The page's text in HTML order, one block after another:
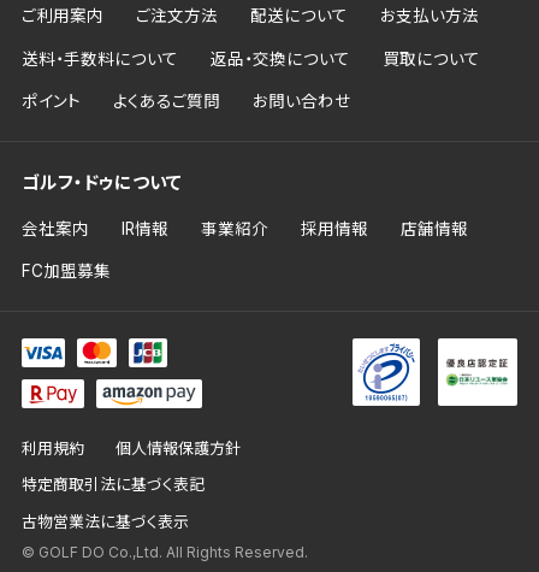
ご利用案内 ご注文方法 配送について お支払い方法
送料・手数料について 返品・交換について 買取について
ポイント よくあるご質問 お問い合わせ
ゴルフ・ドゥについて
会社案内 IR情報 事業紹介 採用情報 店舗情報
FC加盟募集
利用規約 個人情報保護方針
特定商取引法に基づく表記
古物営業法に基づく表示
© GOLF DO Co.,Ltd. All Rights Reserved.